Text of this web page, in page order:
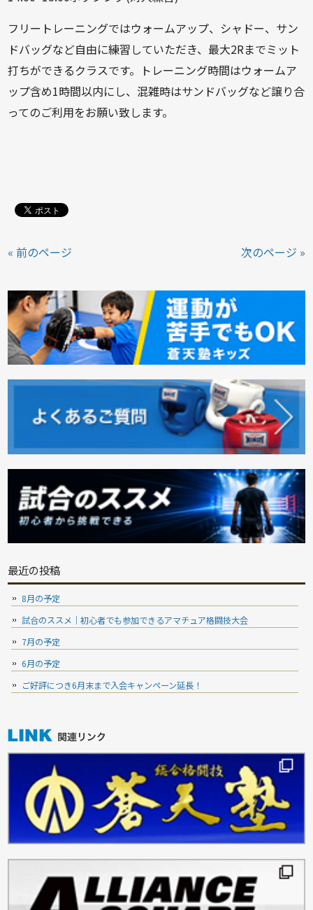
フリートレーニングではウォームアップ、シャドー、サン
ドバッグなど自由に練習していただき、最大2Rまでミット
打ちができるクラスです。トレーニング時間はウォームア
ップ含め1時間以内にし、混雑時はサンドバッグなど譲り合
ってのご利用をお願い致します。
« 前のページ 次のページ »
最近の投稿
8月の予定
試合のススメ｜初心者でも参加できるアマチュア格闘技大会
7月の予定
6月の予定
ご好評につき6月末まで入会キャンペーン延長！